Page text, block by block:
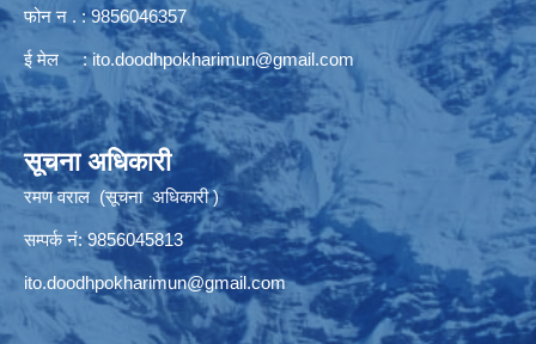
फोन न . : 9856046357
ई मेल :ito.doodhpokharimun@gmail.com
सूचना अधिकारी
रमण वराल (सूचना अधिकारी )
सम्पर्क नं: 9856045813
ito.doodhpokharimun@gmail.com